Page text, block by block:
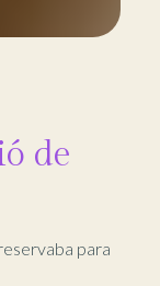
de
para